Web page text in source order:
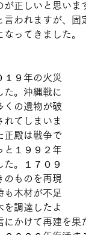
が正しいと思い
言われますが、
ってきました。
１９年の火災
た。沖縄戦に
くの遺物が破
れてしまいま
正殿は戦争で
と１９９２年
た。１７０９
のものを再現
も木材が不足
を調達したよ
にかけて再建を果